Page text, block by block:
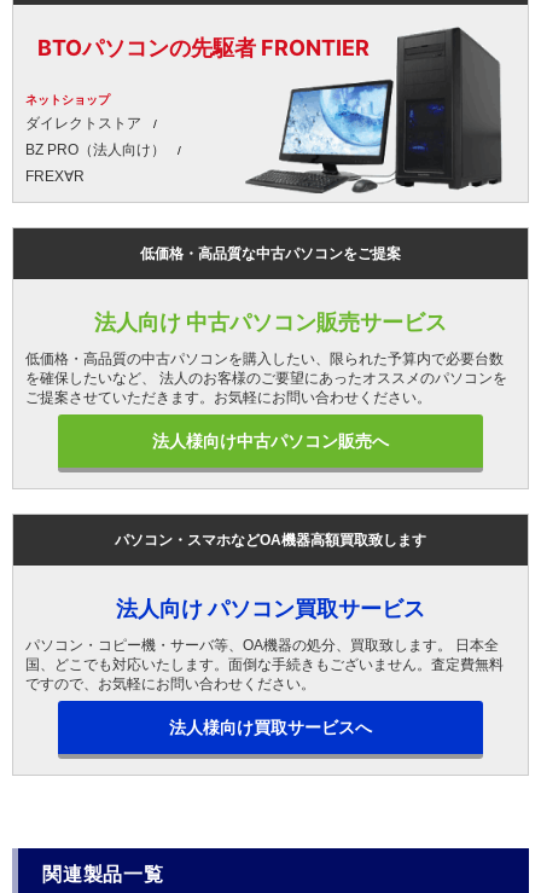
BTOパソコンの先駆者 FRONTIER
ネットショップ
ダイレクトストア
BZ PRO（法人向け）
FREX∀R
低価格・高品質な中古パソコンをご提案
法人向け 中古パソコン販売サービス
低価格・高品質の中古パソコンを購入したい、限られた予算内で必要台数
を確保したいなど、 法人のお客様のご要望にあったオススメのパソコンを
ご提案させていただきます。お気軽にお問い合わせください。
法人様向け中古パソコン販売へ
パソコン・スマホなどOA機器高額買取致します
法人向け パソコン買取サービス
パソコン・コピー機・サーバ等、OA機器の処分、買取致します。 日本全
国、どこでも対応いたします。面倒な手続きもございません。査定費無料
ですので、お気軽にお問い合わせください。
法人様向け買取サービスへ
関連製品一覧